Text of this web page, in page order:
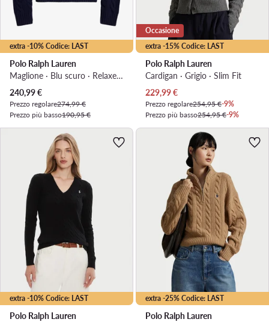
extra -10% Codice: LAST
Polo Ralph Lauren
Maglione · Blu scuro · Relaxed Fit
Prezzo attuale
240,99€
Prezzo regolare274,99 €
Prezzo più basso190,95 €
extra -15% Codice: LAST
Occasione
Polo Ralph Lauren
Cardigan · Grigio · Slim Fit
Prezzo attuale
229,99€
Prezzo regolare254,95 €-9%
Prezzo più basso254,95 €-9%
extra -10% Codice: LAST
Polo Ralph Lauren
extra -25% Codice: LAST
Polo Ralph Lauren